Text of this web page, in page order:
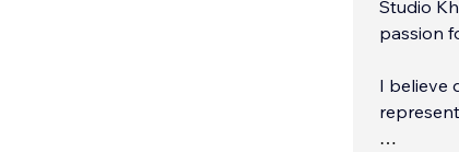
Studio
passion
I believe